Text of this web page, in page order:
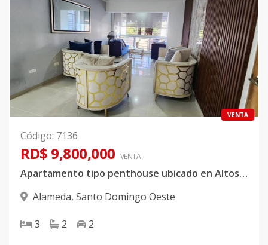
VENTA
Código: 7136
RD$ 9,800,000 VENTA
Apartamento tipo penthouse ubicado en Altos de Alameda
Alameda, Santo Domingo Oeste
3 2 2